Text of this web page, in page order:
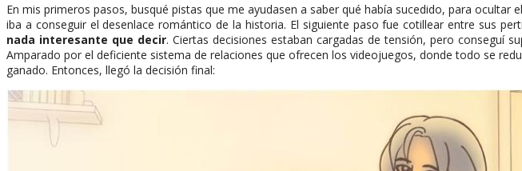
En mis primeros pasos, busqué pistas que me ayudasen a saber qué había sucedido, para
iba a conseguir el desenlace romántico de la historia. El siguiente paso fue cotillear entre sus
nada interesante que decir. Ciertas decisiones estaban cargadas de tensión, pero conseguí
Amparado por el deficiente sistema de relaciones que ofrecen los videojuegos, donde todo se
ganado. Entonces, llegó la decisión final: